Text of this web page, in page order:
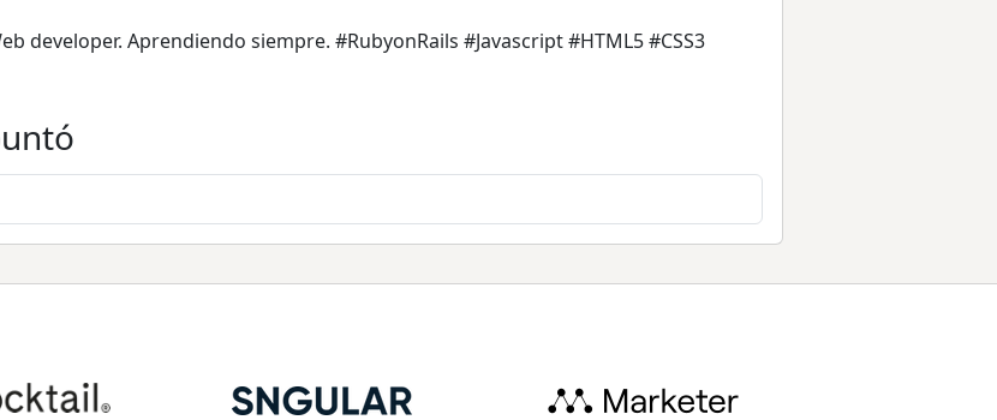
developer. Aprendiendo siempre. #RubyonRails #Javascript #HTML5 #CSS3